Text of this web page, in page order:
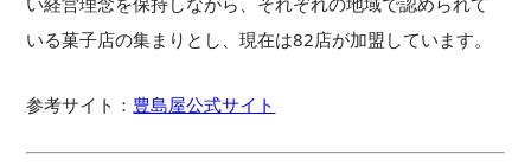
いる菓子店の集まりとし、現在は82店が加盟しています。
参考サイト： 豊島屋公式サイト